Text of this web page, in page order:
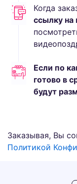
Когда
ссылку на
Если по
готово в
будут
Заказывая, Вы
Политикой